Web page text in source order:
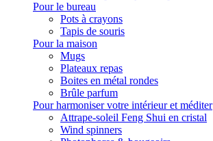
Pour le bureau
Pots à crayons
Tapis de souris
Pour la maison
Mugs
Plateaux repas
Boites en métal rondes
Brûle parfum
Pour harmoniser votre intérieur et méditer
Attrape-soleil Feng Shui en cristal
Wind spinners